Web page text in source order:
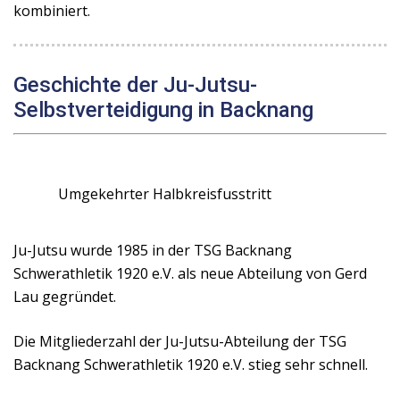
kombiniert.
Geschichte der Ju-Jutsu-
Selbstverteidigung in Backnang
Umgekehrter Halbkreisfusstritt
Ju-Jutsu wurde 1985 in der TSG Backnang
Schwerathletik 1920 e.V. als neue Abteilung von Gerd
Lau gegründet.
Die Mitgliederzahl der Ju-Jutsu-Abteilung der TSG
Backnang Schwerathletik 1920 e.V. stieg sehr schnell.